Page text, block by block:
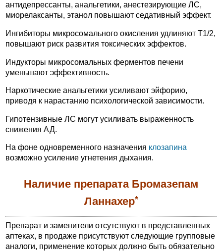
антидепрессанты, анальгетики, анестезирующие ЛС,
миорелаксанты, этанол повышают седативный эффект.
Ингибиторы микросомального окисления удлиняют T1/2,
повышают риск развития токсических эффектов.
Индукторы микросомальных ферментов печени
уменьшают эффективность.
Наркотические анальгетики усиливают эйфорию,
приводя к нарастанию психологической зависимости.
Гипотензивные ЛС могут усиливать выраженность
снижения АД.
На фоне одновременного назначения клозапина
возможно усиление угнетения дыхания.
Наличие препарата Бромазепам
Ланнахер*
Препарат и заменители отсутствуют в представленных
аптеках, в продаже присутствуют следующие групповые
аналоги, применение которых должно быть обязательно